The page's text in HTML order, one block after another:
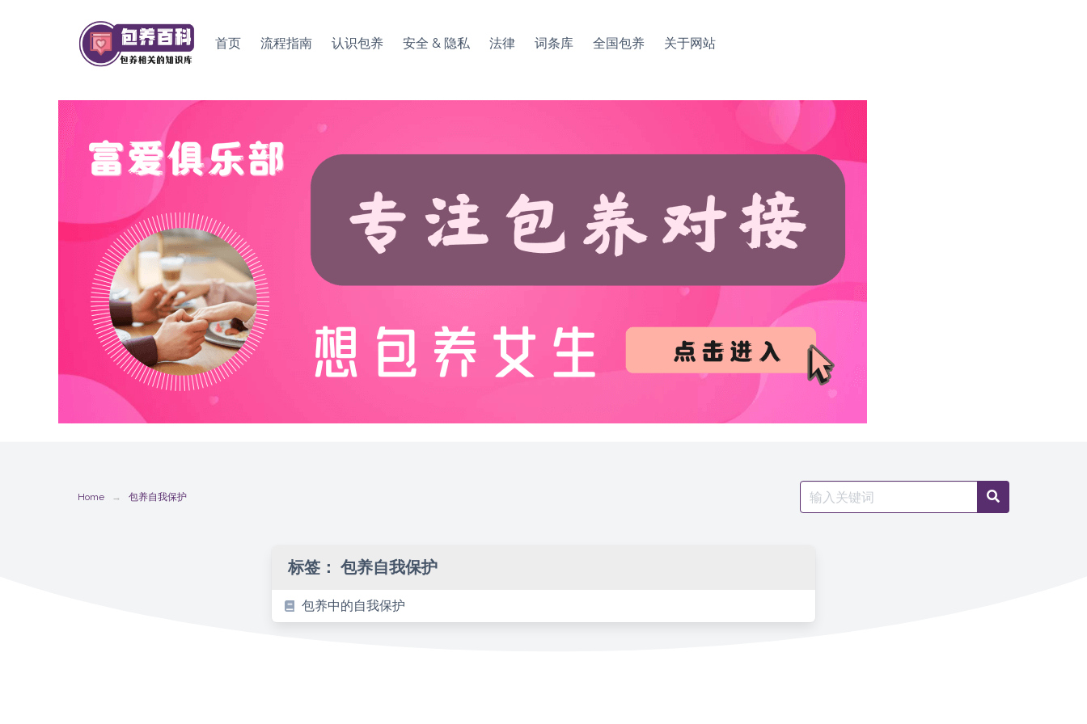
首页 流程指南 认识包养 安全 & 隐私 法律 词条库 全国包养 关于网站
Home 包养自我保护
Search
for:
Search
标签： 包养自我保护
包养中的自我保护